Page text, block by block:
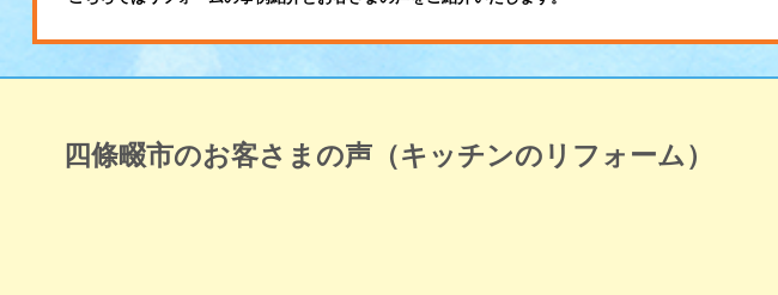
四條畷市のお客さまの声（キッチンのリフォーム）